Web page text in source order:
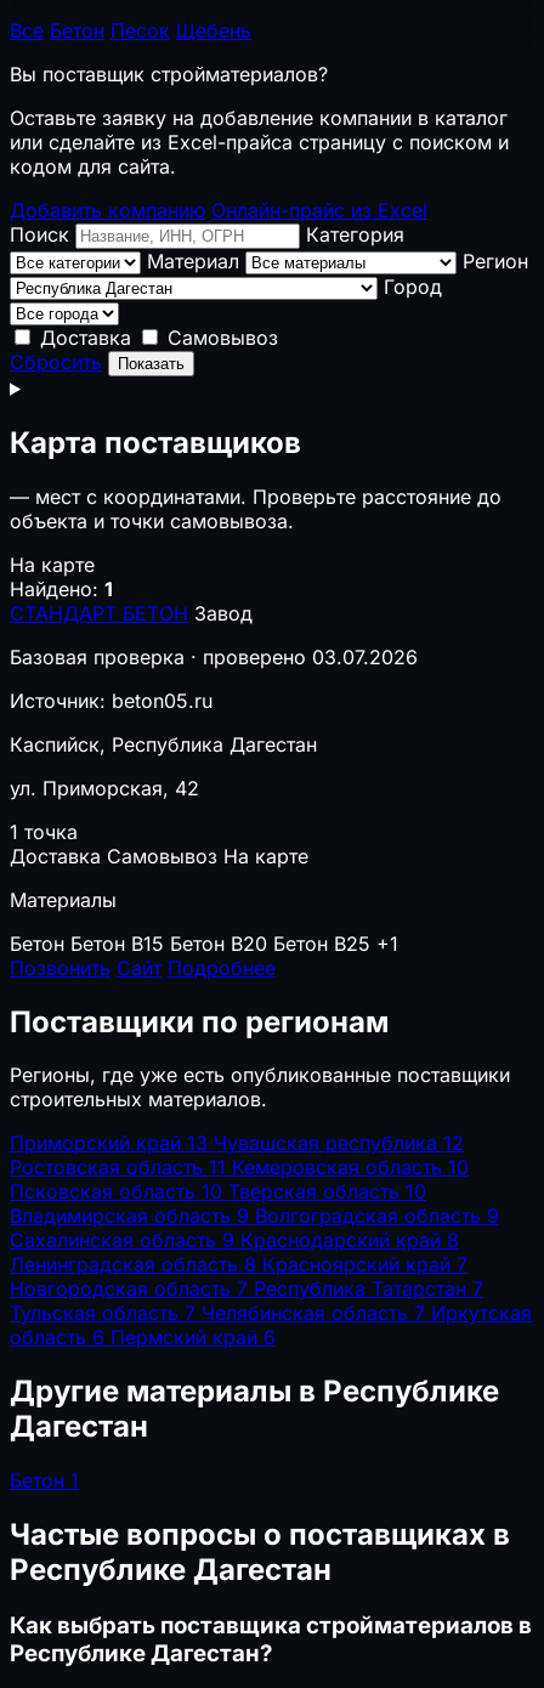
Все Бетон Песок Щебень
Вы поставщик стройматериалов?
Оставьте заявку на добавление компании в каталог
или сделайте из Excel-прайса страницу с поиском и
кодом для сайта.
Добавить компанию Онлайн-прайс из Excel
Поиск
Категория
Материал
Регион
Город
Доставка
Самовывоз
Сбросить
Показать
Карта поставщиков
— мест с координатами. Проверьте расстояние до
объекта и точки самовывоза.
На карте
Найдено: 1
СТАНДАРТ БЕТОН Завод
Базовая проверка · проверено 03.07.2026
Источник: beton05.ru
Каспийск, Республика Дагестан
ул. Приморская, 42
1 точка
Доставка Самовывоз На карте
Материалы
Бетон Бетон B15 Бетон B20 Бетон B25 +1
Позвонить Сайт Подробнее
Поставщики по регионам
Регионы, где уже есть опубликованные поставщики
строительных материалов.
Приморский край 13 Чувашская республика 12
Ростовская область 11 Кемеровская область 10
Псковская область 10 Тверская область 10
Владимирская область 9 Волгоградская область 9
Сахалинская область 9 Краснодарский край 8
Ленинградская область 8 Красноярский край 7
Новгородская область 7 Республика Татарстан 7
Тульская область 7 Челябинская область 7 Иркутская
область 6 Пермский край 6
Другие материалы в Республике
Дагестан
Бетон 1
Частые вопросы о поставщиках в
Республике Дагестан
Как выбрать поставщика стройматериалов в
Республике Дагестан?